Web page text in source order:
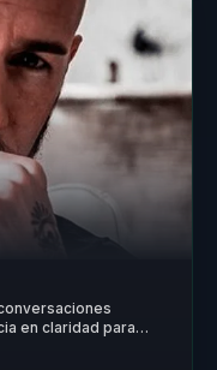
en claridad para